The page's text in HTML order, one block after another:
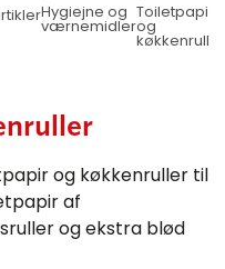
Hygiejne og
værnemidler
Toiletpapir
og
køkkenruller
og køkkenruller til
af
og ekstra blød